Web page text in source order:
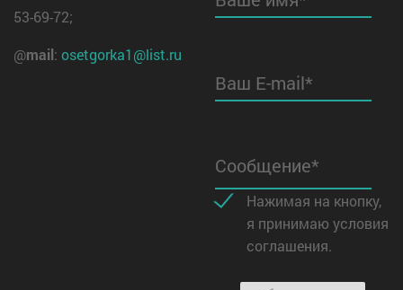
53-69-72;
@mail: osetgorka1@list.ru
Ваш E-mail*
Сообщение*
Нажимая на кнопку,
я принимаю условия
соглашения.